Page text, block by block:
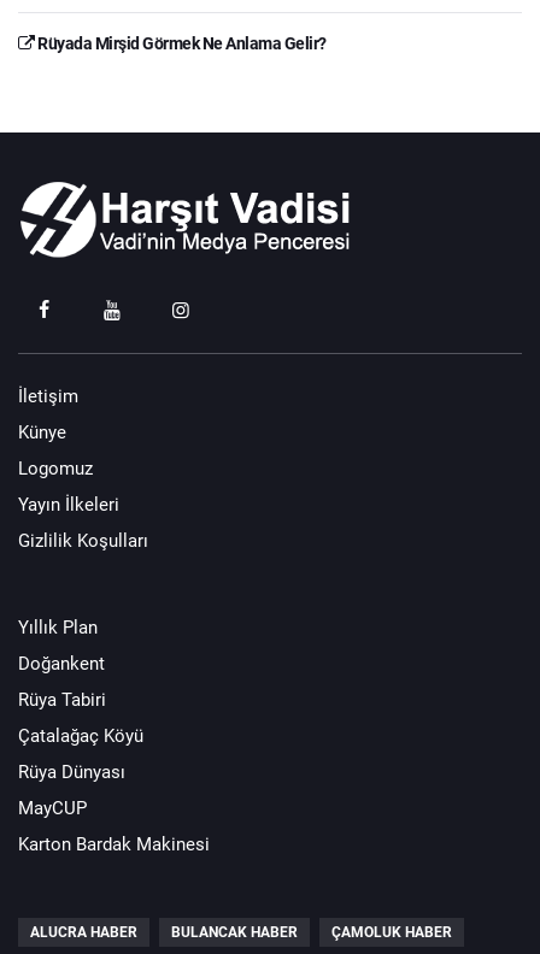
Rüyada Mirşid Görmek Ne Anlama Gelir?
İletişim
Künye
Logomuz
Yayın İlkeleri
Gizlilik Koşulları
Yıllık Plan
Doğankent
Rüya Tabiri
Çatalağaç Köyü
Rüya Dünyası
MayCUP
Karton Bardak Makinesi
ALUCRA HABER BULANCAK HABER ÇAMOLUK HABER